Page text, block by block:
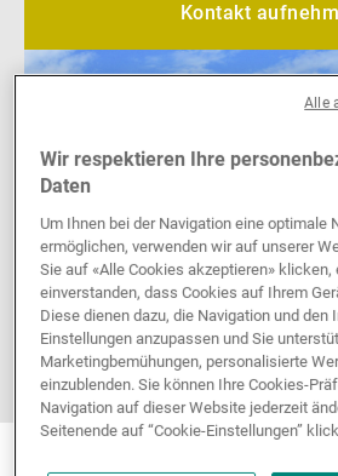
Kontakt
Wir respektieren Ihre
Daten
Um Ihnen bei der Navigation eine optimale
ermöglichen, verwenden wir auf unserer
Sie auf «Alle Cookies akzeptieren»
einverstanden, dass Cookies auf Ihrem
Diese dienen dazu, die Navigation und den
Einstellungen anzupassen und Sie
Marketingbemühungen, personalisierte
einzublenden. Sie können Ihre Cookies-
Navigation auf dieser Website jederzeit
Seitenende auf “Cookie-Einstellungen”
Alle